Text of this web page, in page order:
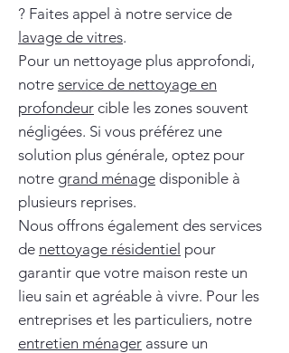
? Faites appel à notre service de
lavage de vitres.
Pour un nettoyage plus approfondi,
notre service de nettoyage en
profondeur cible les zones souvent
négligées. Si vous préférez une
solution plus générale, optez pour
notre grand ménage disponible à
plusieurs reprises.
Nous offrons également des services
de nettoyage résidentiel pour
garantir que votre maison reste un
lieu sain et agréable à vivre. Pour les
entreprises et les particuliers, notre
entretien ménager assure un